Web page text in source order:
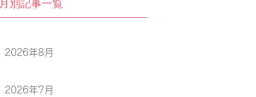
月別記事一覧
2026年8月
2026年7月